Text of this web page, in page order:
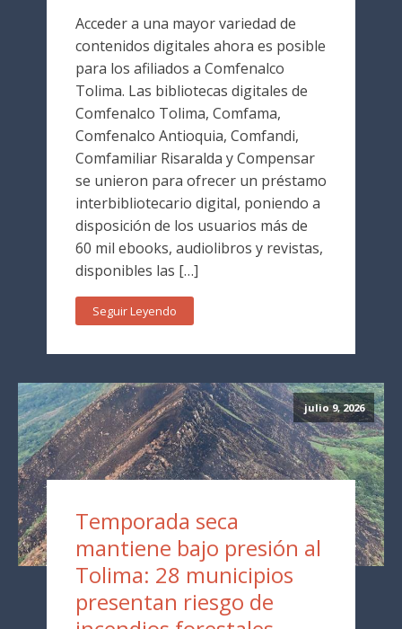
Acceder a una mayor variedad de
contenidos digitales ahora es posible
para los afiliados a Comfenalco
Tolima. Las bibliotecas digitales de
Comfenalco Tolima, Comfama,
Comfenalco Antioquia, Comfandi,
Comfamiliar Risaralda y Compensar
se unieron para ofrecer un préstamo
interbibliotecario digital, poniendo a
disposición de los usuarios más de
60 mil ebooks, audiolibros y revistas,
disponibles las […]
Seguir Leyendo
julio 9, 2026
Temporada seca
mantiene bajo presión al
Tolima: 28 municipios
presentan riesgo de